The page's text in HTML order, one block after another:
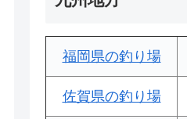
福岡県の釣り場
佐賀県の釣り場